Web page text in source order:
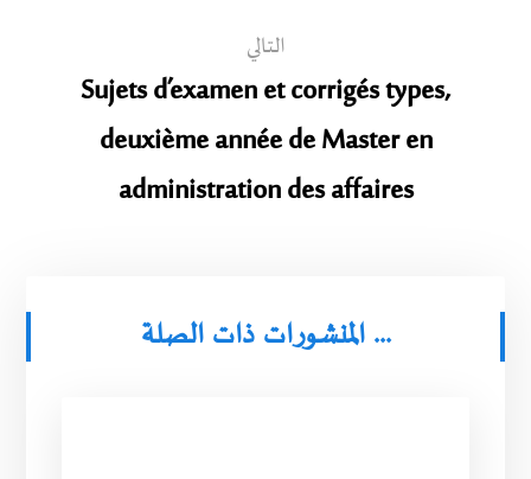
التالي
Sujets d’examen et corrigés types,
deuxième année de Master en
administration des affaires
المنشورات ذات الصلة ...